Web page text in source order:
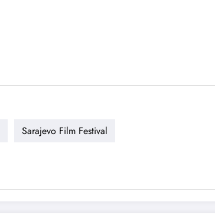
Sarajevo Film Festival